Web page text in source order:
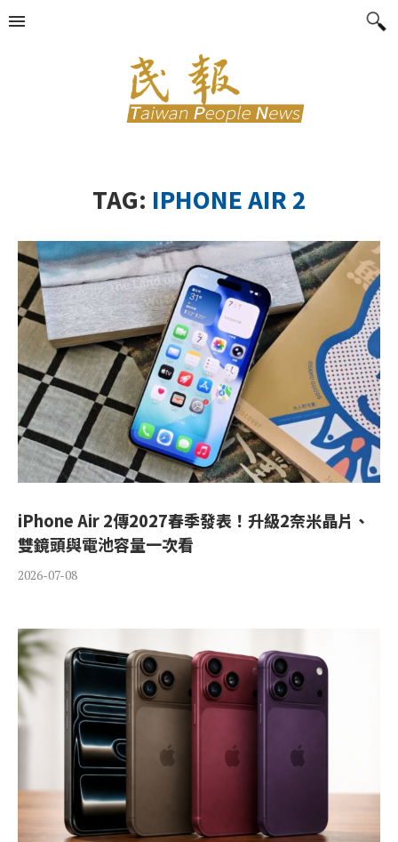
TAG: IPHONE AIR 2
iPhone Air 2傳2027春季發表！升級2奈米晶片、
雙鏡頭與電池容量一次看
2026-07-08